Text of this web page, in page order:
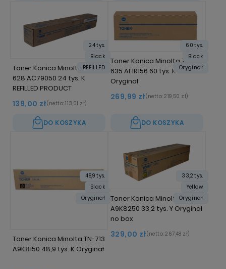
Toner Konica Minolta TN-
628 AC79050 24 tys. K
REFILLED PRODUCT
139,00 zł(netto: 113,01 zł)
DO KOSZYKA
24 tys.
Black
REFILLED
Toner Konica Minolta TN-
635 AF1R156 60 tys. K
Oryginał
269,99 zł(netto: 219,50 zł)
DO KOSZYKA
60 tys.
Black
Oryginał
Toner Konica Minolta TN-713
A9K8150 48,9 tys. K Oryginał
48,9 tys.
Black
Oryginał
Toner Konica Minolta TN-713
A9K8250 33,2 tys. Y Oryginał
no box
329,00 zł(netto: 267,48 zł)
33,2 tys.
Yellow
Oryginał